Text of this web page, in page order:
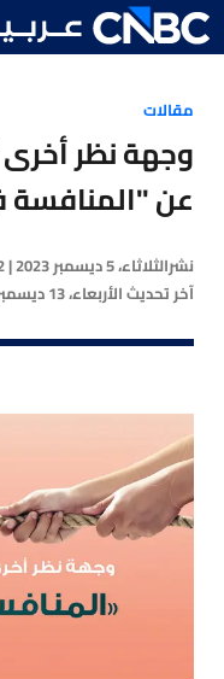
مقالات
وجهة نظر أخرى
عن
نشرالثلاثاء، 5 ديسمبر 2023 | 10:12 مساءً
آخر تحديثالأربعاء، 13 ديسمبر 2023 | 8:30 صباحًا